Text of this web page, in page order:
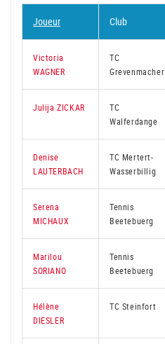
Joueur Club
Victoria
WAGNER
TC
Grevenmacher
Julija ZICKAR
TC
Walferdange
Denise
LAUTERBACH
TC Mertert-
Wasserbillig
Serena
MICHAUX
Tennis
Beetebuerg
Marilou
SORIANO
Tennis
Beetebuerg
Hélène
DIESLER
TC Steinfort